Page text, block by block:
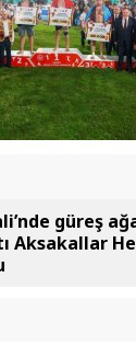
güreş
Aksakallar